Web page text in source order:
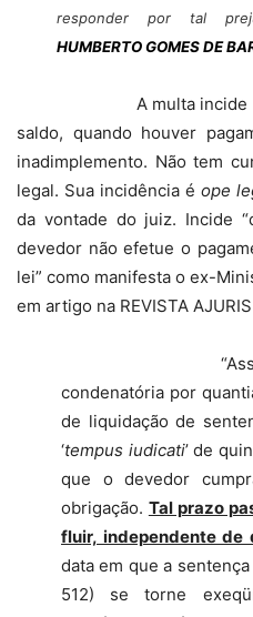
responder por tal
HUMBERTO GOMES DE
A multa
saldo, quando houver
inadimplemento. Não tem
legal. Sua incidência é ope
da vontade do juiz. Incide
devedor não efetue o
lei” como manifesta o ex-
em artigo na REVISTA
“
condenatória por
de liquidação de
‘tempus iudicati’ de
que o devedor
obrigação. Tal prazo
fluir, independente de
data em que a
512) se torne